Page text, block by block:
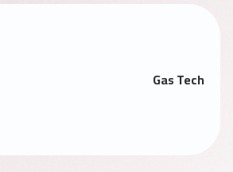
Gas Tech